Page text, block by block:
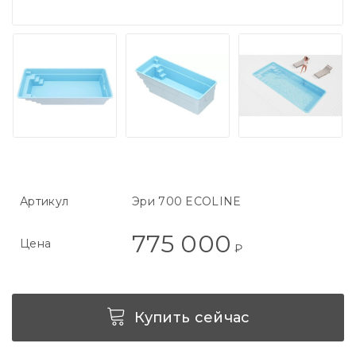
Артикул Эри 700 ECOLINE
Цена 775 000 ₽
Купить сейчас